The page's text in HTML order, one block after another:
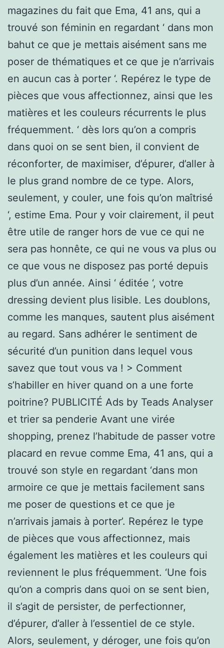
magazines du fait que Ema, 41 ans, qui a
trouvé son féminin en regardant ‘ dans mon
bahut ce que je mettais aisément sans me
poser de thématiques et ce que je n’arrivais
en aucun cas à porter ‘. Repérez le type de
pièces que vous affectionnez, ainsi que les
matières et les couleurs récurrents le plus
fréquemment. ‘ dès lors qu’on a compris
dans quoi on se sent bien, il convient de
réconforter, de maximiser, d’épurer, d’aller à
le plus grand nombre de ce type. Alors,
seulement, y couler, une fois qu’on maîtrisé
‘, estime Ema. Pour y voir clairement, il peut
être utile de ranger hors de vue ce qui ne
sera pas honnête, ce qui ne vous va plus ou
ce que vous ne disposez pas porté depuis
plus d’un année. Ainsi ‘ éditée ‘, votre
dressing devient plus lisible. Les doublons,
comme les manques, sautent plus aisément
au regard. Sans adhérer le sentiment de
sécurité d’un punition dans lequel vous
savez que tout vous va ! > Comment
s’habiller en hiver quand on a une forte
poitrine? PUBLICITÉ Ads by Teads Analyser
et trier sa penderie Avant une virée
shopping, prenez l’habitude de passer votre
placard en revue comme Ema, 41 ans, qui a
trouvé son style en regardant ‘dans mon
armoire ce que je mettais facilement sans
me poser de questions et ce que je
n’arrivais jamais à porter’. Repérez le type
de pièces que vous affectionnez, mais
également les matières et les couleurs qui
reviennent le plus fréquemment. ‘Une fois
qu’on a compris dans quoi on se sent bien,
il s’agit de persister, de perfectionner,
d’épurer, d’aller à l’essentiel de ce style.
Alors, seulement, y déroger, une fois qu’on